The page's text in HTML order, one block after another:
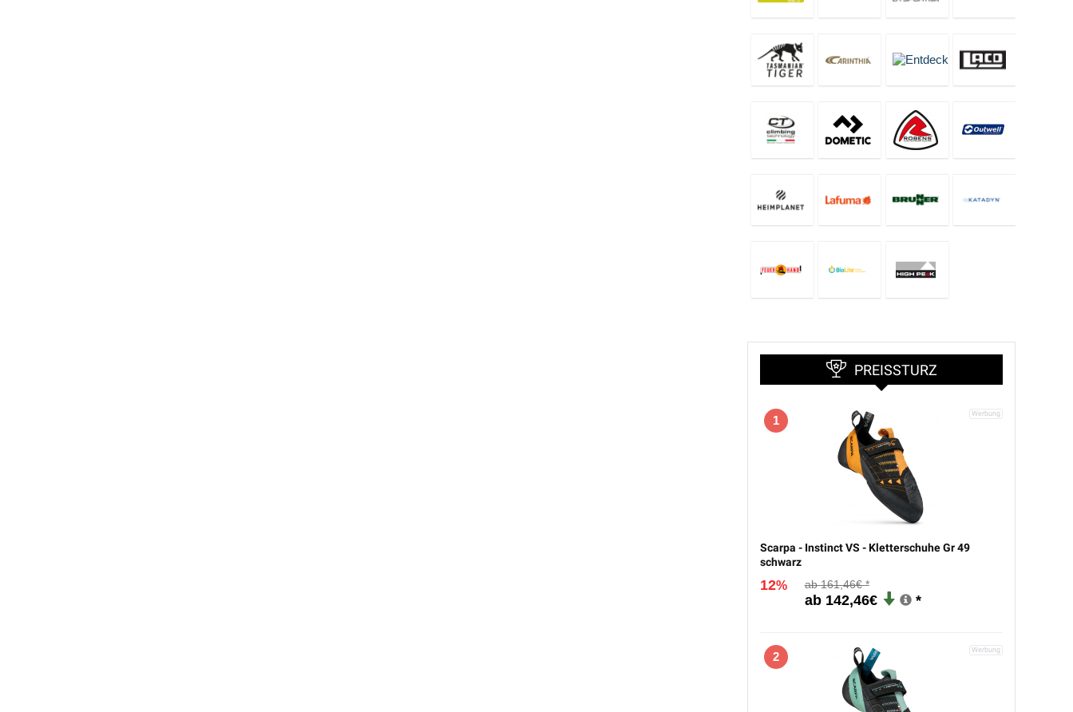
PREISSTURZ
1
Scarpa - Instinct VS - Kletterschuhe Gr 49
schwarz
12% 161,46€
142,46€
2